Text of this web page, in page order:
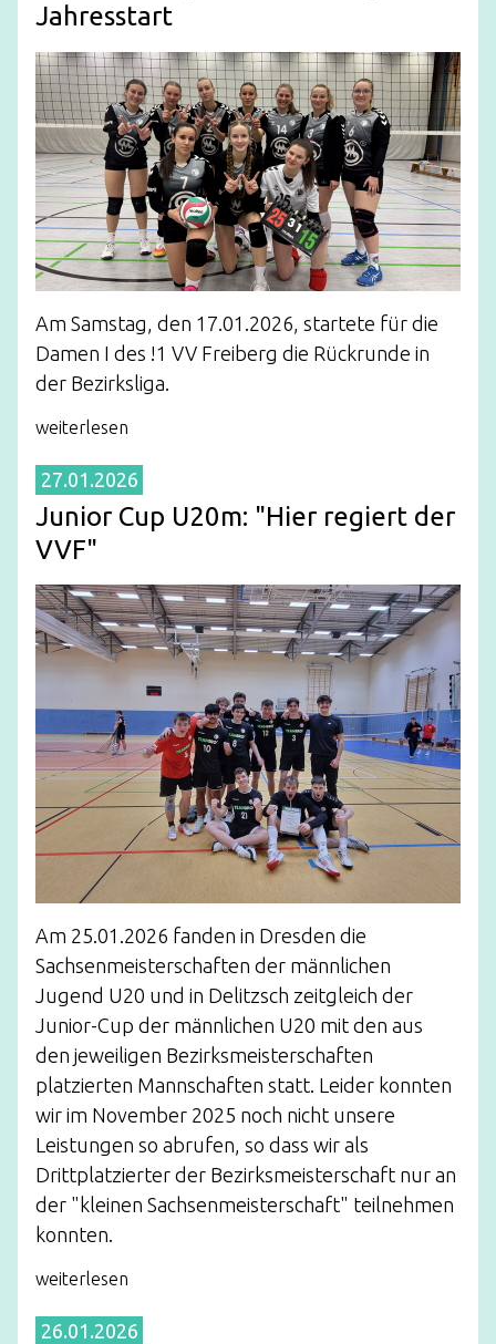
Jahresstart
Am Samstag, den 17.01.2026, startete für die
Damen I des !1 VV Freiberg die Rückrunde in
der Bezirksliga.
weiterlesen
27.01.2026
Junior Cup U20m: "Hier regiert der
VVF"
Am 25.01.2026 fanden in Dresden die
Sachsenmeisterschaften der männlichen
Jugend U20 und in Delitzsch zeitgleich der
Junior-Cup der männlichen U20 mit den aus
den jeweiligen Bezirksmeisterschaften
platzierten Mannschaften statt. Leider konnten
wir im November 2025 noch nicht unsere
Leistungen so abrufen, so dass wir als
Drittplatzierter der Bezirksmeisterschaft nur an
der "kleinen Sachsenmeisterschaft" teilnehmen
konnten.
weiterlesen
26.01.2026